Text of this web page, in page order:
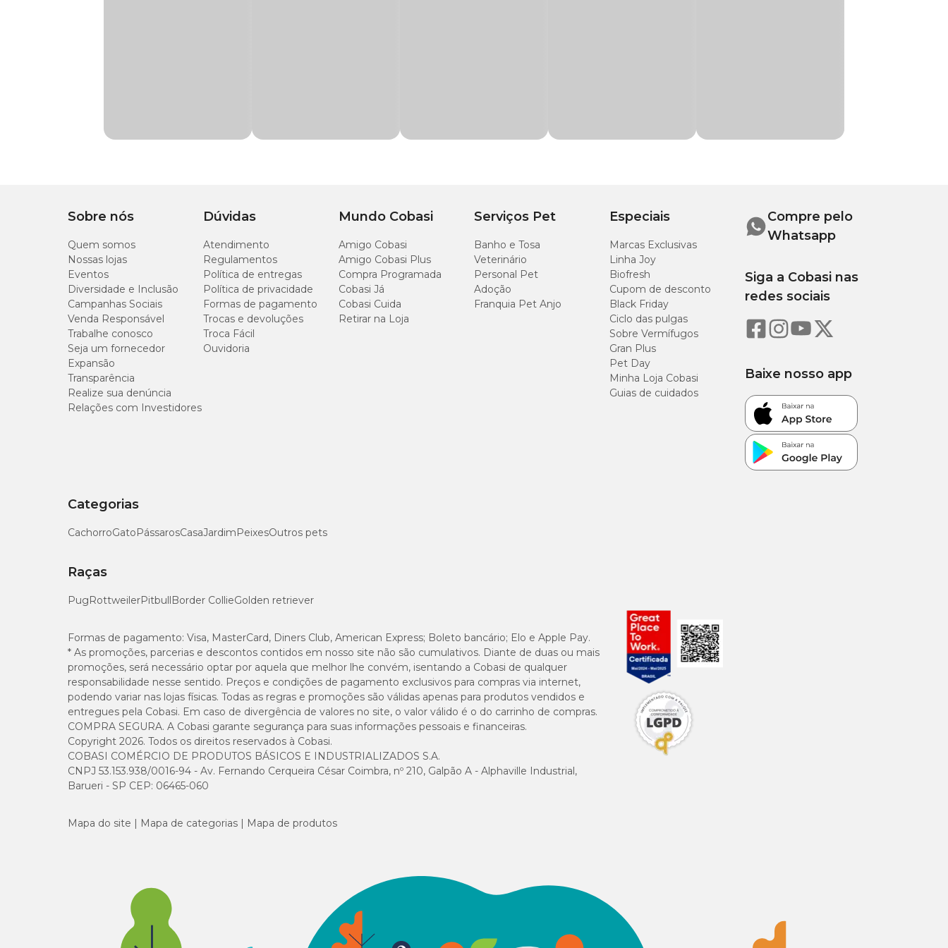
Sobre nós
Quem somos
Nossas lojas
Eventos
Diversidade e Inclusão
Campanhas Sociais
Venda Responsável
Trabalhe conosco
Seja um fornecedor
Expansão
Transparência
Realize sua denúncia
Relações com Investidores
Dúvidas
Atendimento
Regulamentos
Política de entregas
Política de privacidade
Formas de pagamento
Trocas e devoluções
Troca Fácil
Ouvidoria
Mundo Cobasi
Amigo Cobasi
Amigo Cobasi Plus
Compra Programada
Cobasi Já
Cobasi Cuida
Retirar na Loja
Serviços Pet
Banho e Tosa
Veterinário
Personal Pet
Adoção
Franquia Pet Anjo
Especiais
Marcas Exclusivas
Linha Joy
Biofresh
Cupom de desconto
Black Friday
Ciclo das pulgas
Sobre Vermífugos
Gran Plus
Pet Day
Minha Loja Cobasi
Guias de cuidados
Categorias
CachorroGatoPássarosCasaJardimPeixesOutros pets
Raças
PugRottweilerPitbullBorder CollieGolden retriever
Compre pelo
Whatsapp
Siga a Cobasi nas
redes sociais
Baixe nosso app
Formas de pagamento: Visa, MasterCard, Diners Club, American Express; Boleto bancário; Elo e Apple Pay.
* As promoções, parcerias e descontos contidos em nosso site não são cumulativos. Diante de duas ou mais
promoções, será necessário optar por aquela que melhor lhe convém, isentando a Cobasi de qualquer
responsabilidade nesse sentido. Preços e condições de pagamento exclusivos para compras via internet,
podendo variar nas lojas físicas. Todas as regras e promoções são válidas apenas para produtos vendidos e
entregues pela Cobasi. Em caso de divergência de valores no site, o valor válido é o do carrinho de compras.
COMPRA SEGURA. A Cobasi garante segurança para suas informações pessoais e financeiras.
Copyright 2026. Todos os direitos reservados à Cobasi.
COBASI COMÉRCIO DE PRODUTOS BÁSICOS E INDUSTRIALIZADOS S.A.
CNPJ 53.153.938/0016-94 - Av. Fernando Cerqueira César Coimbra, nº 210, Galpão A - Alphaville Industrial,
Barueri - SP CEP: 06465-060
Mapa do site Mapa de categorias Mapa de produtos